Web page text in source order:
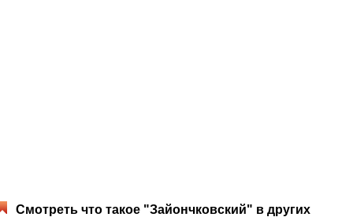
Смотреть что такое "Зайончковский" в других